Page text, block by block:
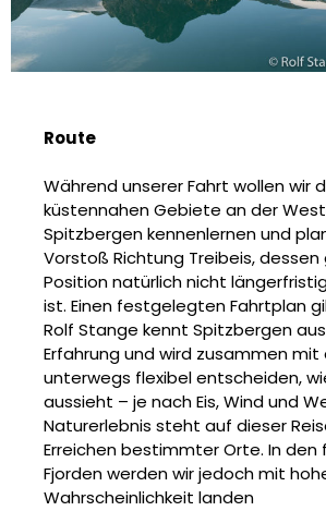
Route
Während unserer Fahrt wollen wir
küstennahen Gebiete an der
Spitzbergen kennenlernen und
Vorstoß Richtung Treibeis, dessen
Position natürlich nicht
ist. Einen festgelegtenFahrtplan
Rolf Stange kennt Spitzbergen
Erfahrung und wird zusammen mit
unterwegs flexibel entscheiden,
aussieht – je nach Eis, Wind und
Naturerlebnis steht auf dieser
Erreichen bestimmter Orte. In den
Fjorden werden wir jedoch mit
Wahrscheinlichkeit landen